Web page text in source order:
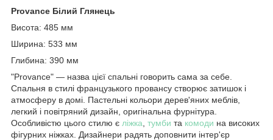
Provance Білий Глянець
Висота: 485 мм
Ширина: 533 мм
Глибина: 390 мм
"Provance" — назва цієї спальні говорить сама за себе.
Спальня в стилі французького провансу створює затишок і
атмосферу в домі. Пастельні кольори дерев'яних меблів,
легкий і повітряний дизайн, оригінальна фурнітура.
Особливістю цього стилю є ліжка тумби та комоди на високих
фігурних ніжках. Дизайнери радять доповнити інтер'єр